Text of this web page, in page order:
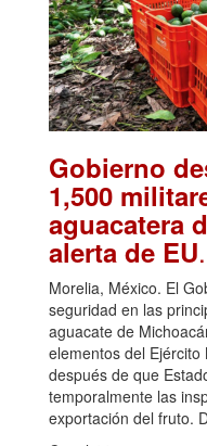
Gobierno
1,500
aguacatera
alerta de EU
Morelia, México. El
seguridad en las
aguacate de
elementos del
después de que
temporalmente las
exportación del fruto.